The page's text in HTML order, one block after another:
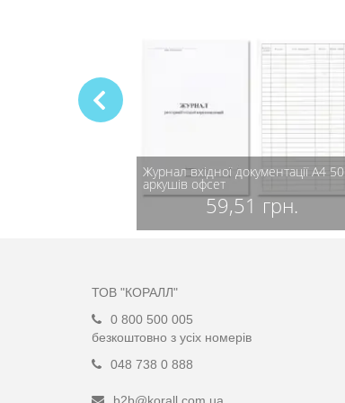
Журнал вхідної документації А4 50
аркушів офсет
59,51 грн.
ТОВ "КОРАЛЛ"
0 800 500 005
безкоштовно з усіх номерів
048 738 0 888